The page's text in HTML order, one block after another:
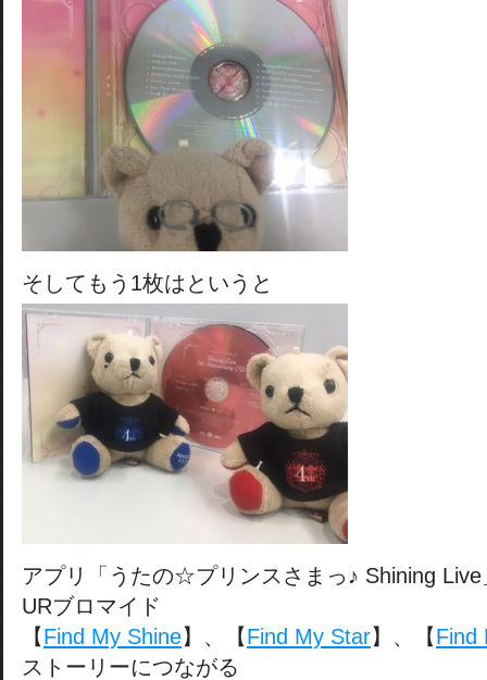
そしてもう1枚はというと
アプリ「うたの☆プリンスさまっ♪ Shining
URブロマイド
【Find My Shine】、【Find My Star】、【Find
ストーリーにつながる